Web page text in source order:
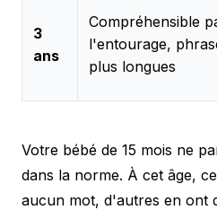
3
ans
Compréhensible
l'entourage,
plus longues
Votre bébé de 15 mois ne
dans la norme. À cet âge,
aucun mot, d'autres en ont